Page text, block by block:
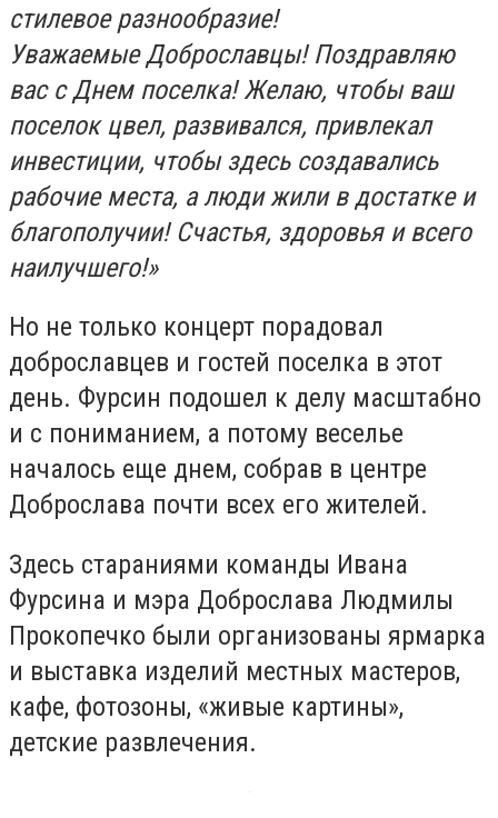
стилевое разнообразие!
Уважаемые Доброславцы! Поздравляю
вас с Днем поселка! Желаю, чтобы ваш
поселок цвел, развивался, привлекал
инвестиции, чтобы здесь создавались
рабочие места, а люди жили в достатке и
благополучии! Счастья, здоровья и всего
наилучшего!»
Но не только концерт порадовал
доброславцев и гостей поселка в этот
день. Фурсин подошел к делу масштабно
и с пониманием, а потому веселье
началось еще днем, собрав в центре
Доброслава почти всех его жителей.
Здесь стараниями команды Ивана
Фурсина и мэра Доброслава Людмилы
Прокопечко были организованы ярмарка
и выставка изделий местных мастеров,
кафе, фотозоны, «живые картины»,
детские развлечения.